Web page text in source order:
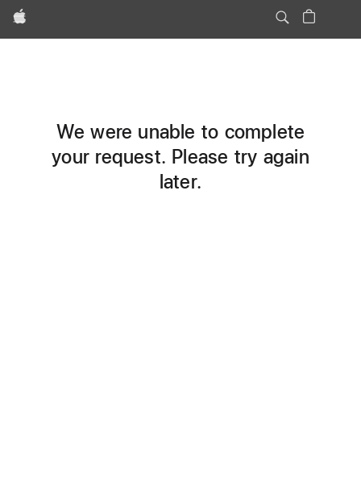
Apple
We were unable to complete
your request. Please try again
later.